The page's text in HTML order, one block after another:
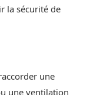
la sécurité de
une
une ventilation